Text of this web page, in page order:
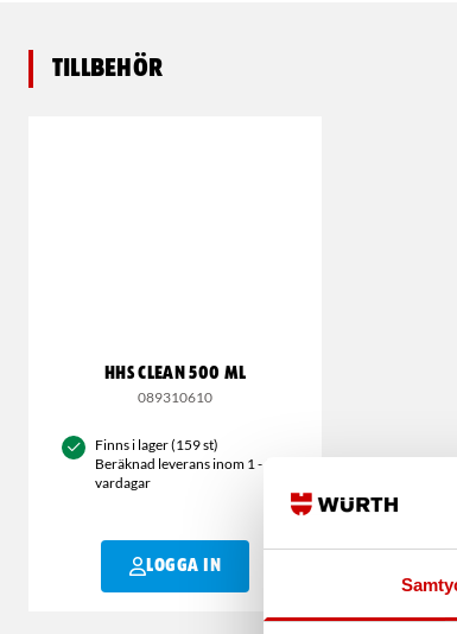
Tillbehör
HHS CLEAN 500 ML
089310610
Finns i lager (159 st)
Beräknad leverans inom 1 - 2
vardagar
LOGGA IN